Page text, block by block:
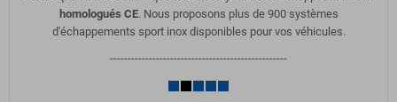
homologués CE. Nous proposons plus de 900 systèmes
d'échappements sport inox disponibles pour vos véhicules.
--------------------------------------------------